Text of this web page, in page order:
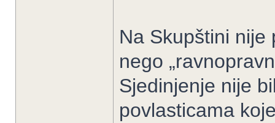
Na Skupštini nije
nego
Sjedinjenje nije
povlasticama